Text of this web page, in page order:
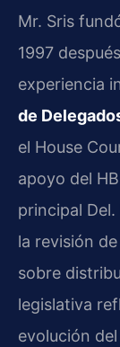
Mr. Sris
1997
experiencia
de
el House
apoyo del
principal
la revisión
sobre
legislativa
evolución